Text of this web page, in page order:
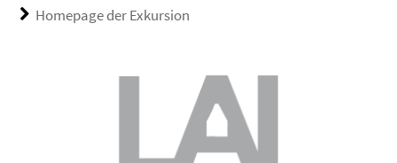
Homepage der Exkursion